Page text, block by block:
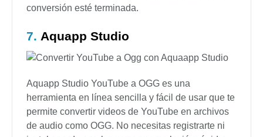
Paso 4:Haz clic en Convertir.
archivo OGG en tu computadora una vez que la
7.Aquapp Studio